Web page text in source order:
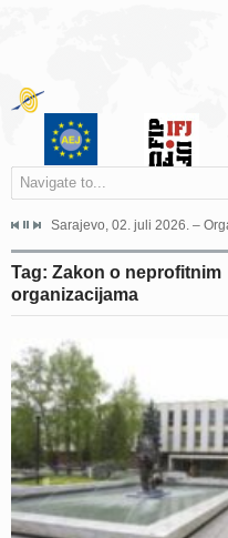
Navigate to...
Grada Sarajeva povodom Dana
Sarajevo, 02. juli 2026. –
Tag: Zakon o neprofitnim
organizacijama